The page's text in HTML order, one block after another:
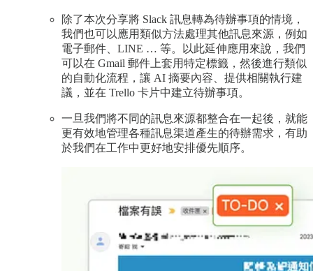
除了本次分享將 Slack 訊息轉為待辦事項的情境，
我們也可以應用類似方法處理其他訊息來源，例如
電子郵件、LINE … 等。以此延伸應用來說，我們
可以在 Gmail 郵件上套用特定標籤，然後進行類似
的自動化流程，讓 AI 摘要內容、提供相關執行建
議，並在 Trello 卡片中建立待辦事項。
一旦我們將不同的訊息來源都整合在一起後，就能
更有效地管理各種訊息渠道產生的待辦需求，有助
於我們在工作中更好地安排優先順序。